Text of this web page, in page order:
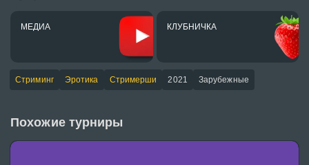
МЕДИА КЛУБНИЧКА
Стриминг Эротика Стримерши 2021 Зарубежные
Похожие турниры